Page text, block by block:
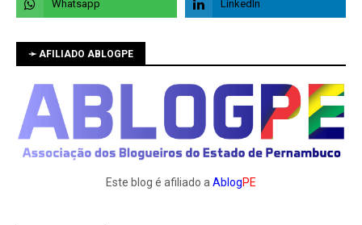
➛ AFILIADO ABLOGPE
Este blog é afiliado aAblogPE